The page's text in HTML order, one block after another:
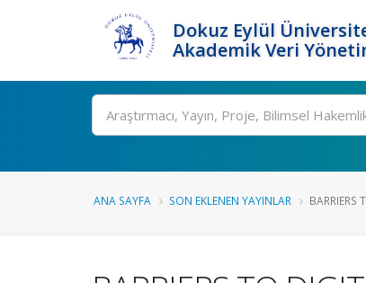
Dokuz Eylül
Akademik Veri
Ara
ANA SAYFA SON EKLENEN YAYINLAR BARRIERS